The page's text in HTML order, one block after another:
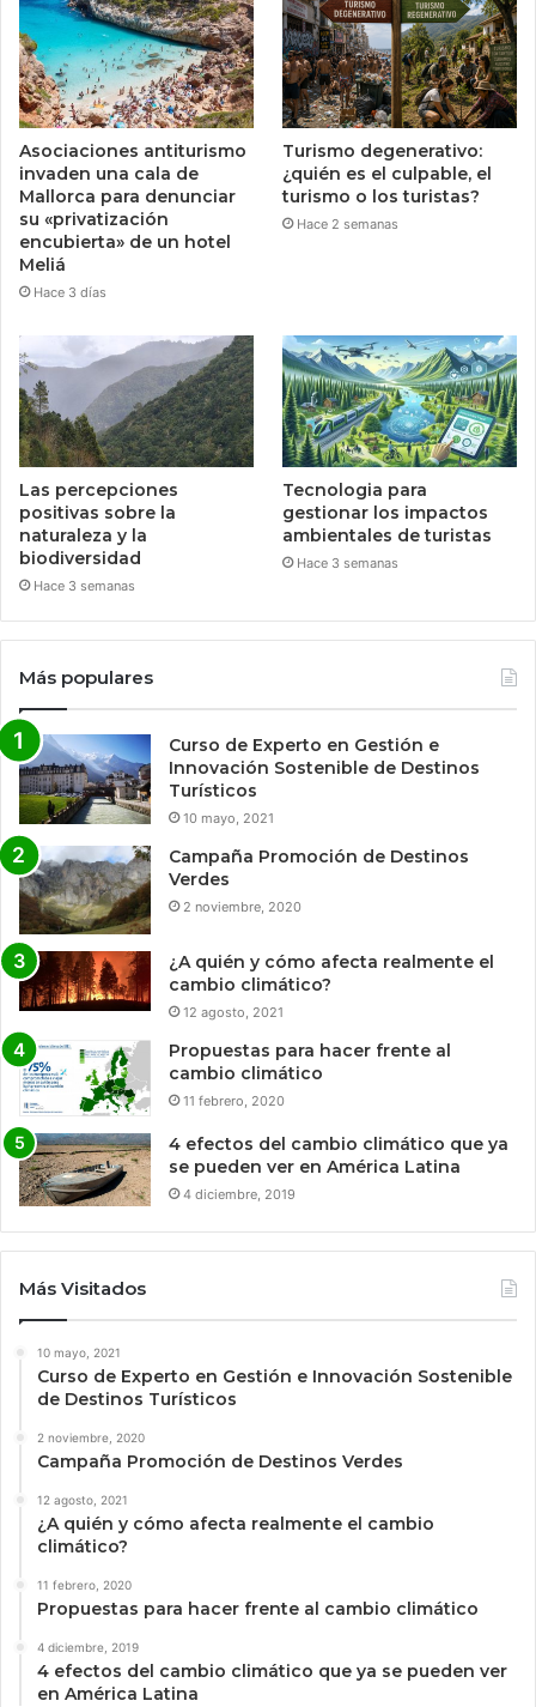
Asociaciones antiturismo
invaden una cala de
Mallorca para denunciar
su «privatización
encubierta» de un hotel
Meliá
Hace 3 días
Turismo degenerativo:
¿quién es el culpable, el
turismo o los turistas?
Hace 2 semanas
Las percepciones
positivas sobre la
naturaleza y la
biodiversidad
Hace 3 semanas
Tecnologia para
gestionar los impactos
ambientales de turistas
Hace 3 semanas
Más populares
Curso de Experto en Gestión e
Innovación Sostenible de Destinos
Turísticos
10 mayo, 2021
Campaña Promoción de Destinos
Verdes
2 noviembre, 2020
¿A quién y cómo afecta realmente el
cambio climático?
12 agosto, 2021
Propuestas para hacer frente al
cambio climático
11 febrero, 2020
4 efectos del cambio climático que ya
se pueden ver en América Latina
4 diciembre, 2019
Más Visitados
10 mayo, 2021
Curso de Experto en Gestión e Innovación Sostenible
de Destinos Turísticos
2 noviembre, 2020
Campaña Promoción de Destinos Verdes
12 agosto, 2021
¿A quién y cómo afecta realmente el cambio
climático?
11 febrero, 2020
Propuestas para hacer frente al cambio climático
4 diciembre, 2019
4 efectos del cambio climático que ya se pueden ver
en América Latina